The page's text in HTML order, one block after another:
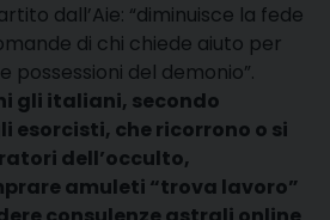
dall’Aie: “diminuisce la fede
di chi chiede aiuto per
del demonio”.
gli italiani, secondo
esorcisti, che ricorrono o si
dell’occulto,
amuleti “trova lavoro”